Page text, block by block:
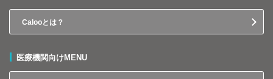
Calooとは？
医療機関向けMENU